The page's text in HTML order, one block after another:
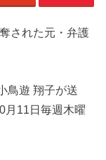
された元・弁護
鳥遊 翔子が送
月11日毎週木曜